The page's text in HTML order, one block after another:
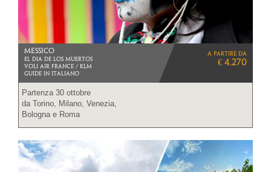
MESSICO
EL DIA DE LOS MUERTOS
VOLI AIR FRANCE / KLM
Guide in italiano
a partire da
€ 4.270
Partenza 30 ottobre
da Torino, Milano, Venezia,
Bologna e Roma